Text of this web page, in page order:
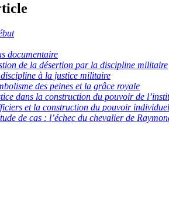
documentaire
de la désertion par la discipline militaire
à la justice militaire
des peines et la grâce royale
dans la construction du pouvoir de
et la construction du pouvoir individuel
de cas : l’échec du chevalier de